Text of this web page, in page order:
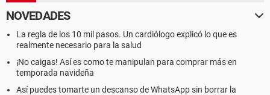
NOVEDADES
La regla de los 10 mil pasos. Un cardiólogo explicó lo que es
realmente necesario para la salud
¡No caigas! Así es como te manipulan para comprar más en
temporada navideña
Así puedes tomarte un descanso de WhatsApp sin borrar la